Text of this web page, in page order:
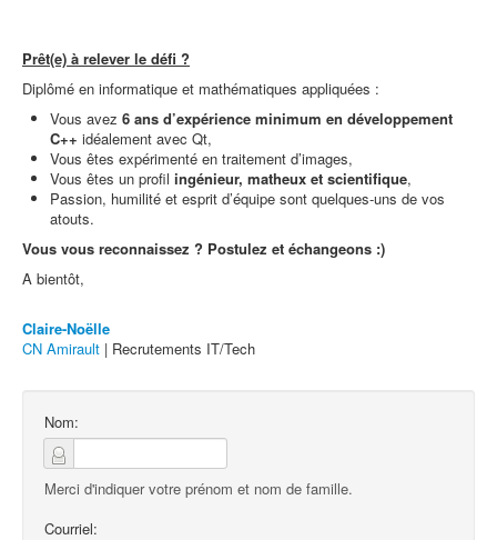
Prêt(e) à relever le défi ?
Diplômé en informatique et mathématiques appliquées :
Vous avez 6 ans d’expérience minimum en développement
C++ idéalement avec Qt,
Vous êtes expérimenté en traitement d’images,
Vous êtes un profil ingénieur, matheux et scientifique,
Passion, humilité et esprit d’équipe sont quelques-uns de vos
atouts.
Vous vous reconnaissez ? Postulez et échangeons :)
A bientôt,
Claire-Noëlle
CN Amirault | Recrutements IT/Tech
Nom:
Merci d'indiquer votre prénom et nom de famille.
Courriel: